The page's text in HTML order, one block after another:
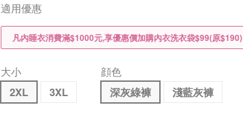
適用優惠
凡內睡衣消費滿$1000元,享優惠價加購內衣洗衣袋$99(原$190)
大小
2XL 3XL
顔色
深灰綠褲 淺藍灰褲